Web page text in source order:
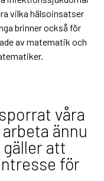
vilka hälsoinsatser
brinner också för
av matematik och
våra
ännu
att
för